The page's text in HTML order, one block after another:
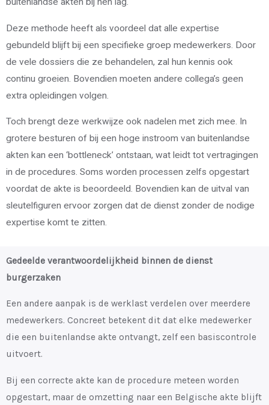
Deze methode heeft als voordeel dat alle expertise
gebundeld blijft bij een specifieke groep medewerkers. Door
de vele dossiers die ze behandelen, zal hun kennis ook
continu groeien. Bovendien moeten andere collega’s geen
extra opleidingen volgen.
Toch brengt deze werkwijze ook nadelen met zich mee. In
grotere besturen of bij een hoge instroom van buitenlandse
akten kan een ‘bottleneck’ ontstaan, wat leidt tot vertragingen
in de procedures. Soms worden processen zelfs opgestart
voordat de akte is beoordeeld. Bovendien kan de uitval van
sleutelfiguren ervoor zorgen dat de dienst zonder de nodige
expertise komt te zitten.
Gedeelde verantwoordelijkheid binnen de dienst
burgerzaken
Een andere aanpak is de werklast verdelen over meerdere
medewerkers. Concreet betekent dit dat elke medewerker
die een buitenlandse akte ontvangt, zelf een basiscontrole
uitvoert.
Bij een correcte akte kan de procedure meteen worden
opgestart, maar de omzetting naar een Belgische akte blijft